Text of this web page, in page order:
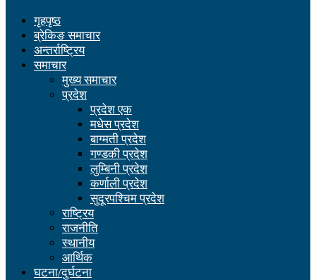
गृहपृष्ठ
ब्रेकिङ समाचार
अन्तर्राष्ट्रिय
समाचार
मुख्य समाचार
प्रदेश
प्रदेश एक
मधेस प्रदेश
बाग्मती प्रदेश
गण्डकी प्रदेश
लुम्बिनी प्रदेश
कर्णाली प्रदेश
सुदूरपश्चिम प्रदेश
राष्ट्रिय
राजनीति
स्थानीय
आर्थिक
घटना/दुर्घटना